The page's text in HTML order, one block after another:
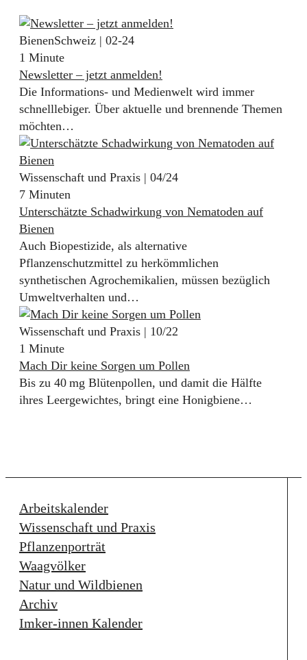
BienenSchweiz | 02-24
1 Minute
Newsletter – jetzt anmelden!
Die Informations- und Medienwelt wird immer
schnelllebiger. Über aktuelle und brennende Themen
möchten…
Wissenschaft und Praxis | 04/24
7 Minuten
Unterschätzte Schadwirkung von Nematoden auf
Bienen
Auch Biopestizide, als alternative
Pflanzenschutzmittel zu herkömmlichen
synthetischen Agrochemikalien, müssen bezüglich
Umweltverhalten und…
Wissenschaft und Praxis | 10/22
1 Minute
Mach Dir keine Sorgen um Pollen
Bis zu 40 mg Blütenpollen, und damit die Hälfte
ihres Leergewichtes, bringt eine Honigbiene…
Arbeitskalender
Wissenschaft und Praxis
Pflanzenporträt
Waagvölker
Natur und Wildbienen
Archiv
Imker-innen Kalender